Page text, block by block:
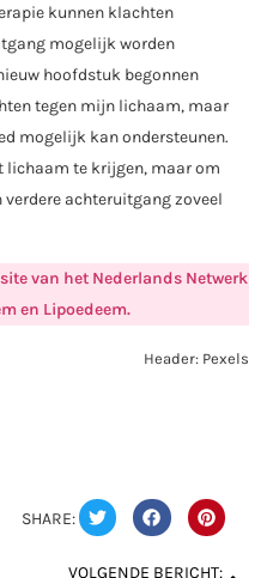
kunnen klachten
mogelijk worden
hoofdstuk begonnen
tegen mijn lichaam, maar
mogelijk kan ondersteunen.
lichaam te krijgen, maar om
achteruitgang zoveel
van het Nederlands Netwerk
en Lipoedeem.
Header: Pexels
SHARE:
VOLGENDE BERICHT: